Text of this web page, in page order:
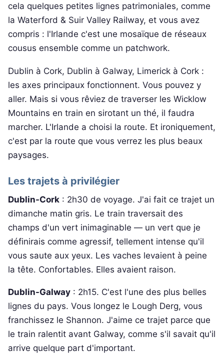
cela quelques petites lignes patrimoniales, comme
la Waterford & Suir Valley Railway, et vous avez
compris : l'Irlande c'est une mosaïque de réseaux
cousus ensemble comme un patchwork.
Dublin à Cork, Dublin à Galway, Limerick à Cork :
les axes principaux fonctionnent. Vous pouvez y
aller. Mais si vous rêviez de traverser les Wicklow
Mountains en train en sirotant un thé, il faudra
marcher. L'Irlande a choisi la route. Et ironiquement,
c'est par la route que vous verrez les plus beaux
paysages.
Les trajets à privilégier
Dublin-Cork : 2h30 de voyage. J'ai fait ce trajet un
dimanche matin gris. Le train traversait des
champs d'un vert inimaginable — un vert que je
définirais comme agressif, tellement intense qu'il
vous saute aux yeux. Les vaches levaient à peine
la tête. Confortables. Elles avaient raison.
Dublin-Galway : 2h15. C'est l'une des plus belles
lignes du pays. Vous longez le Lough Derg, vous
franchissez le Shannon. J'aime ce trajet parce que
le train ralentit avant Galway, comme s'il savait qu'il
arrive quelque part d'important.